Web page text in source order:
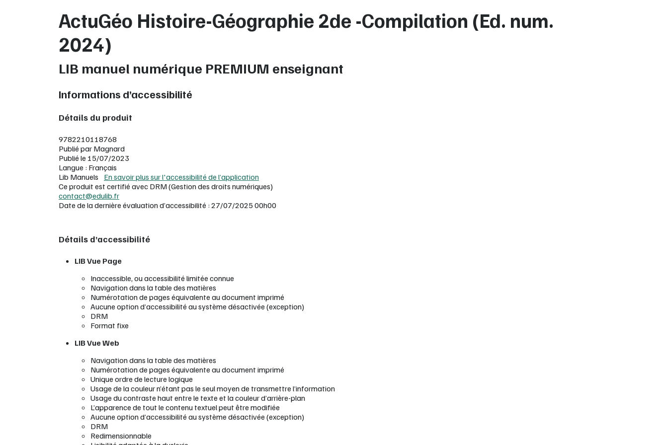
ActuGéo Histoire-Géographie 2de -Compilation (Ed. num.
2024)
LIB manuel numérique PREMIUM enseignant
Informations d’accessibilité
Détails du produit
9782210118768
Publié par Magnard
Publié le 15/07/2023
Langue : Français
Lib Manuels
En savoir plus sur l'accessibilité de l’application
Ce produit est certifié avec DRM (Gestion des droits numériques)
contact@edulib.fr
Date de la dernière évaluation d’accessibilité : 27/07/2025 00h00
Détails d’accessibilité
LIB Vue Page
Inaccessible, ou accessibilité limitée connue
Navigation dans la table des matières
Numérotation de pages équivalente au document imprimé
Aucune option d’accessibilité au système désactivée (exception)
DRM
Format fixe
LIB Vue Web
Navigation dans la table des matières
Numérotation de pages équivalente au document imprimé
Unique ordre de lecture logique
Usage de la couleur n’étant pas le seul moyen de transmettre l’information
Usage du contraste haut entre le texte et la couleur d’arrière-plan
L’apparence de tout le contenu textuel peut être modifiée
Aucune option d’accessibilité au système désactivée (exception)
DRM
Redimensionnable